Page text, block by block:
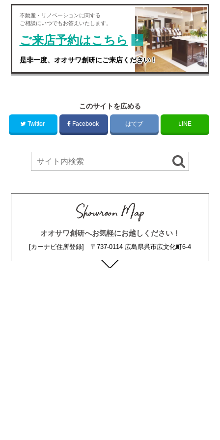
不動産・ リノベーションに関する
ご相談にいつでもお答えいたします。
ご来店予約はこちら
是非一度、オオサワ創研にご来店ください！
このサイトを広める
Twitter Facebook はてブ LINE
オオサワ創研へお気軽にお越しください！
[カーナビ住所登録] 〒737-0114 広島県呉市広文化町6-4